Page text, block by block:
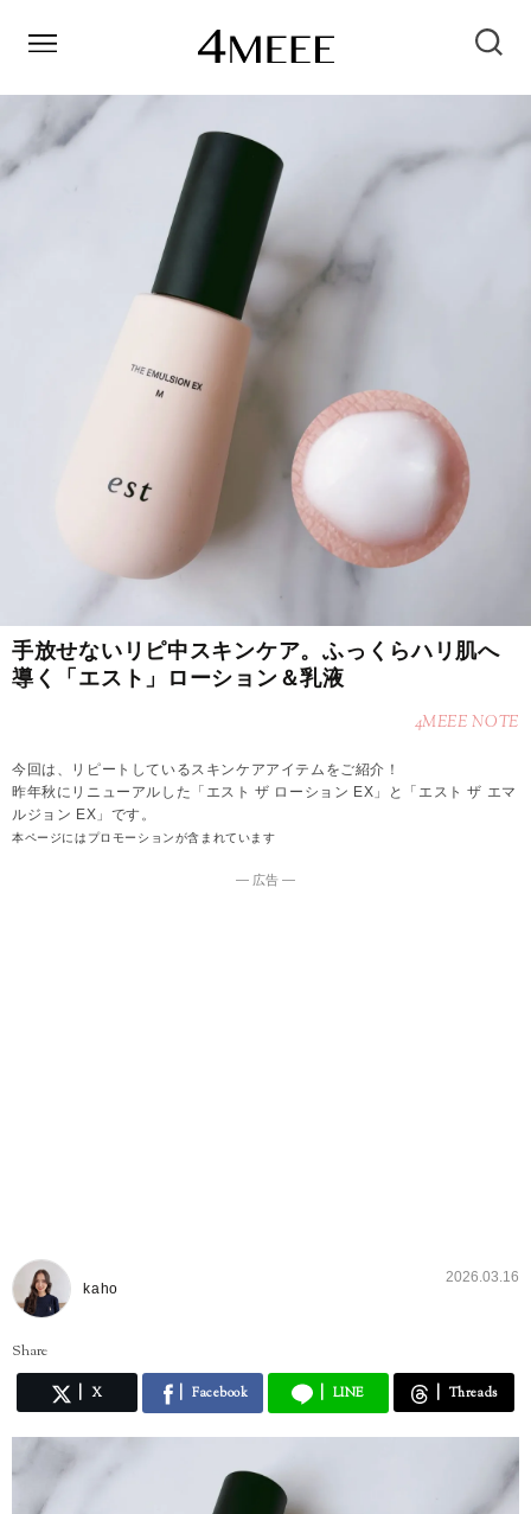
手放せないリピ中スキンケア。ふっくらハリ肌へ
導く「エスト」ローション＆乳液
4MEEE NOTE
今回は、リピートしているスキンケアアイテムをご紹介！
昨年秋にリニューアルした「エスト ザ ローション EX」と「エスト ザ エマ
ルジョン EX」です。
本ページにはプロモーションが含まれています
― 広告 ―
kaho
2026.03.16
Share
X Facebook LINE Threads